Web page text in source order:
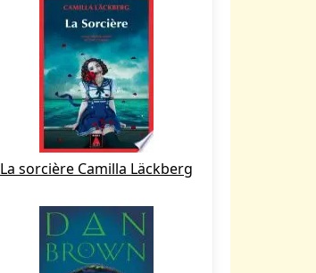
La sorcière Camilla Läckberg